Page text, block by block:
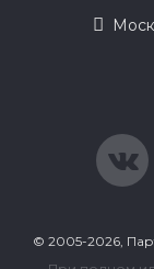
© 2005-2026,